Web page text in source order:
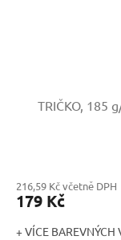
TRIČKO, 185
216,59 Kč včetně DPH
179 Kč
+ VÍCE BAREVNÝCH